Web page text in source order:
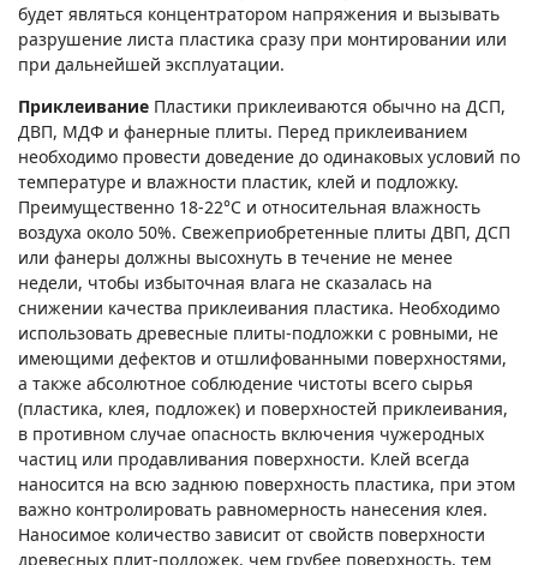
будет являться концентратором напряжения и вызывать
разрушение листа пластика сразу при монтировании или
при дальнейшей эксплуатации.
Приклеивание Пластики приклеиваются обычно на ДСП,
ДВП, МДФ и фанерные плиты. Перед приклеиванием
необходимо провести доведение до одинаковых условий по
температуре и влажности пластик, клей и подложку.
Преимущественно 18-22°С и относительная влажность
воздуха около 50%. Свежеприобретенные плиты ДВП, ДСП
или фанеры должны высохнуть в течение не менее
недели, чтобы избыточная влага не сказалась на
снижении качества приклеивания пластика. Необходимо
использовать древесные плиты-подложки с ровными, не
имеющими дефектов и отшлифованными поверхностями,
а также абсолютное соблюдение чистоты всего сырья
(пластика, клея, подложек) и поверхностей приклеивания,
в противном случае опасность включения чужеродных
частиц или продавливания поверхности. Клей всегда
наносится на всю заднюю поверхность пластика, при этом
важно контролировать равномерность нанесения клея.
Наносимое количество зависит от свойств поверхности
древесных плит-подложек, чем грубее поверхность, тем